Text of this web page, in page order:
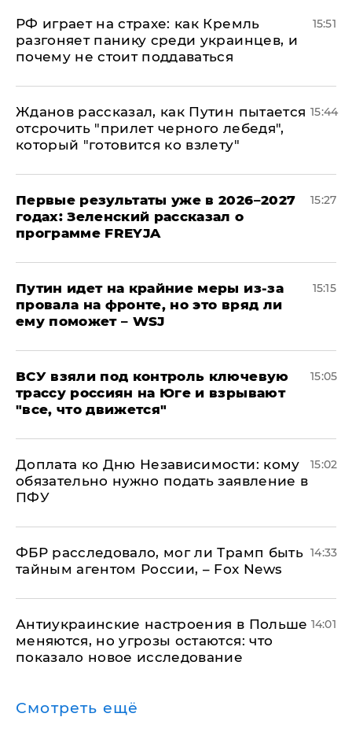
РФ играет на страхе: как Кремль
разгоняет панику среди украинцев, и
почему не стоит поддаваться
15:51
Жданов рассказал, как Путин пытается
отсрочить "прилет черного лебедя",
который "готовится ко взлету"
15:44
Первые результаты уже в 2026–2027
годах: Зеленский рассказал о
программе FREYJA
15:27
Путин идет на крайние меры из-за
провала на фронте, но это вряд ли
ему поможет – WSJ
15:15
ВСУ взяли под контроль ключевую
трассу россиян на Юге и взрывают
"все, что движется"
15:05
Доплата ко Дню Независимости: кому
обязательно нужно подать заявление в
ПФУ
15:02
ФБР расследовало, мог ли Трамп быть
тайным агентом России, – Fox News
14:33
Антиукраинские настроения в Польше
меняются, но угрозы остаются: что
показало новое исследование
14:01
Смотреть ещё